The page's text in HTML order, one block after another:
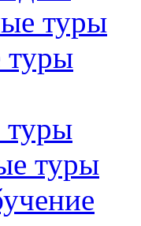
туры
туры
туры
туры